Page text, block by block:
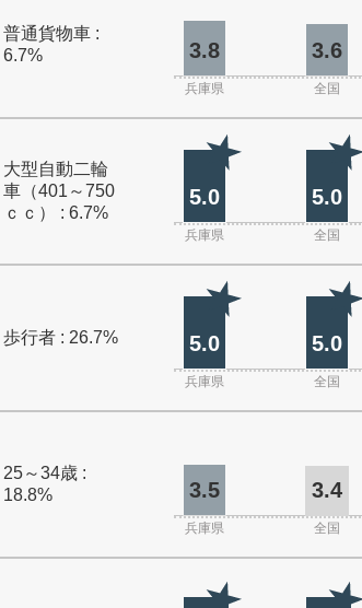
普通貨物車 :
6.7%
3.8 3.6
兵庫県 全国
大型自動二輪
車（401～750
ｃｃ） : 6.7%
5.0 5.0
兵庫県 全国
歩行者 : 26.7% 5.0 5.0
兵庫県 全国
25～34歳 :
18.8%
3.5 3.4
兵庫県 全国